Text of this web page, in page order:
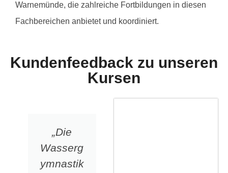
Warnemünde, die zahlreiche Fortbildungen in diesen
Fachbereichen anbietet und koordiniert.
Kundenfeedback zu unseren
Kursen
„Die
Wasserg
ymnastik